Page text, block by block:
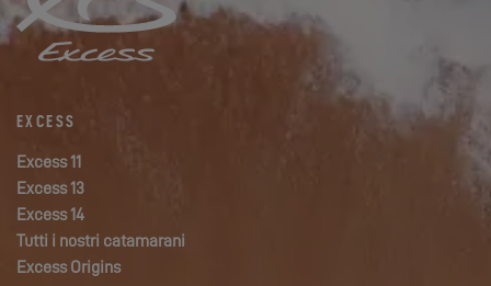
EXCESS
Excess 11
Excess 13
Excess 14
Tutti i nostri catamarani
Excess Origins